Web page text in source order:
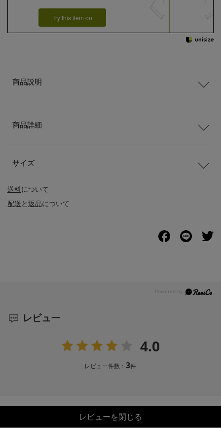
Try this item on
送料について
配送と返品について
商品説明
商品詳細
サイズ
レビュー
4.0
レビュー件数：3件
レビューを閉じる